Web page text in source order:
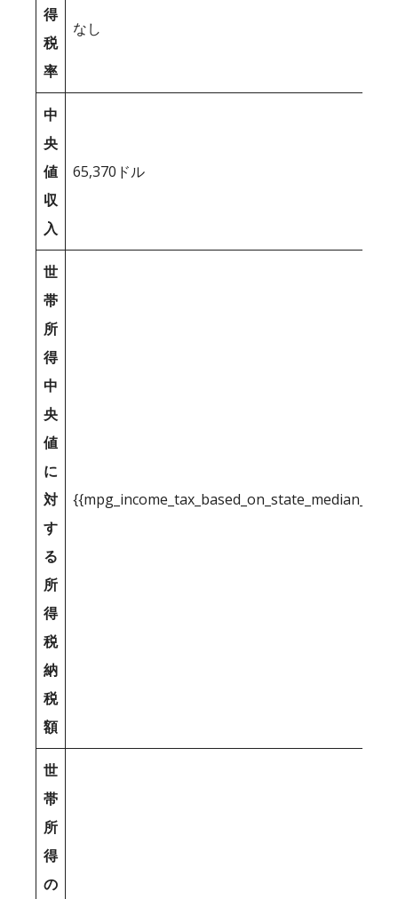
得
税
率
なし
中
央
値
収
入
65,370ドル
世
帯
所
得
中
央
値
に
対
す
る
所
得
税
納
税
額
世
帯
所
得
の